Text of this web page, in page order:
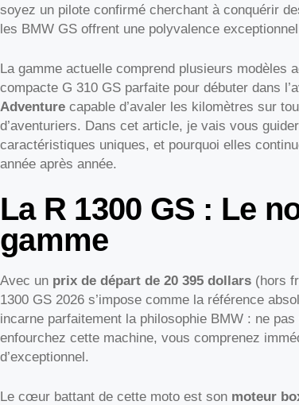
soyez un pilote confirmé cherchant à conquérir
les BMW GS offrent une polyvalence
La gamme actuelle comprend plusieurs modèles
compacte G 310 GS parfaite pour débuter dans
Adventure capable d’avaler les kilomètres sur
d’aventuriers. Dans cet article, je vais vous
caractéristiques uniques, et pourquoi elles
année après année.
La R 1300 GS : Le
gamme
Avec un prix de départ de 20 395 dollars (hors
1300 GS 2026 s’impose comme la référence
incarne parfaitement la philosophie BMW : ne
enfourchez cette machine, vous comprenez
d’exceptionnel.
Le cœur battant de cette moto est son moteur